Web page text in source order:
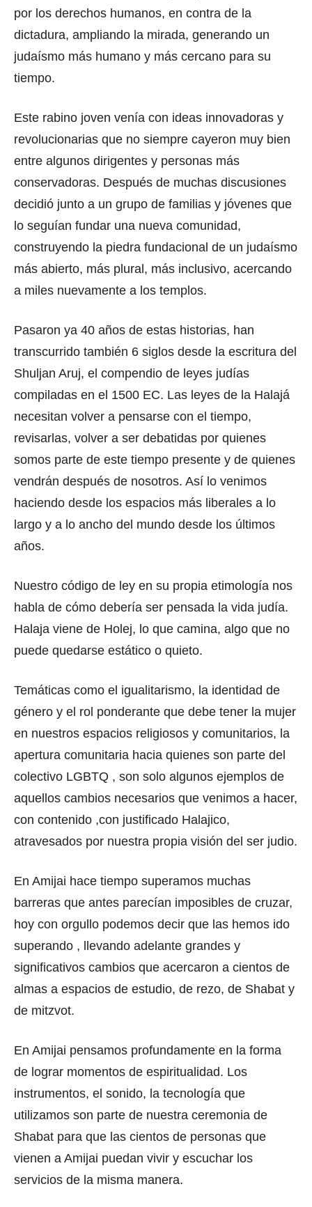
por los derechos humanos, en contra de la
dictadura, ampliando la mirada, generando un
judaísmo más humano y más cercano para su
tiempo.
Este rabino joven venía con ideas innovadoras y
revolucionarias que no siempre cayeron muy bien
entre algunos dirigentes y personas más
conservadoras. Después de muchas discusiones
decidió junto a un grupo de familias y jóvenes que
lo seguían fundar una nueva comunidad,
construyendo la piedra fundacional de un judaísmo
más abierto, más plural, más inclusivo, acercando
a miles nuevamente a los templos.
Pasaron ya 40 años de estas historias, han
transcurrido también 6 siglos desde la escritura del
Shuljan Aruj, el compendio de leyes judías
compiladas en el 1500 EC. Las leyes de la Halajá
necesitan volver a pensarse con el tiempo,
revisarlas, volver a ser debatidas por quienes
somos parte de este tiempo presente y de quienes
vendrán después de nosotros. Así lo venimos
haciendo desde los espacios más liberales a lo
largo y a lo ancho del mundo desde los últimos
años.
Nuestro código de ley en su propia etimología nos
habla de cómo debería ser pensada la vida judía.
Halaja viene de Holej, lo que camina, algo que no
puede quedarse estático o quieto.
Temáticas como el igualitarismo, la identidad de
género y el rol ponderante que debe tener la mujer
en nuestros espacios religiosos y comunitarios, la
apertura comunitaria hacia quienes son parte del
colectivo LGBTQ , son solo algunos ejemplos de
aquellos cambios necesarios que venimos a hacer,
con contenido ,con justificado Halajico,
atravesados por nuestra propia visión del ser judio.
En Amijai hace tiempo superamos muchas
barreras que antes parecían imposibles de cruzar,
hoy con orgullo podemos decir que las hemos ido
superando , llevando adelante grandes y
significativos cambios que acercaron a cientos de
almas a espacios de estudio, de rezo, de Shabat y
de mitzvot.
En Amijai pensamos profundamente en la forma
de lograr momentos de espiritualidad. Los
instrumentos, el sonido, la tecnología que
utilizamos son parte de nuestra ceremonia de
Shabat para que las cientos de personas que
vienen a Amijai puedan vivir y escuchar los
servicios de la misma manera.